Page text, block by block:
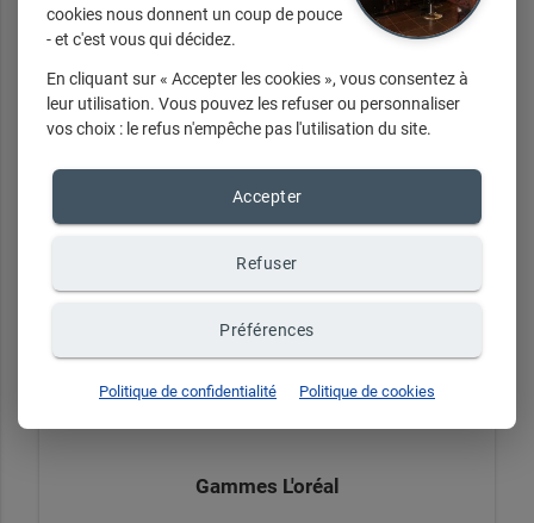
7
+ d'infos sur demande
Gammes L'oréal
cookies nous donnent un coup de pouce
- et c'est vous qui décidez.
En cliquant sur « Accepter les cookies », vous consentez à
leur utilisation. Vous pouvez les refuser ou personnaliser
vos choix : le refus n'empêche pas l'utilisation du site.
Accepter
Refuser
Préférences
Politique de confidentialité Politique de cookies